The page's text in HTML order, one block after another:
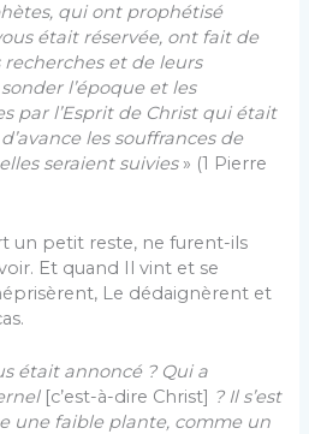
qui ont prophétisé
était réservée, ont fait de
recherches et de leurs
l’époque et les
par l’Esprit de Christ qui était
les souffrances de
seraient suivies» (1 Pierre
un petit reste, ne furent-ils
Et quand Il vint et se
Le dédaignèrent et
était annoncé ? Qui a
[c’est-à-dire Christ] ? Il s’est
une faible plante, comme un